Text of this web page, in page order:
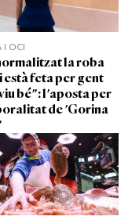
I OCI
la roba
està feta per gent
bé": l'aposta per
de 'Gorina